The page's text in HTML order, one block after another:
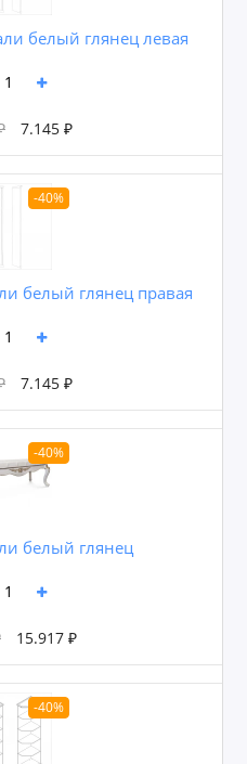
белый глянец левая
7.145 ₽
-40%
белый глянец правая
7.145 ₽
-40%
белый глянец
15.917 ₽
-40%